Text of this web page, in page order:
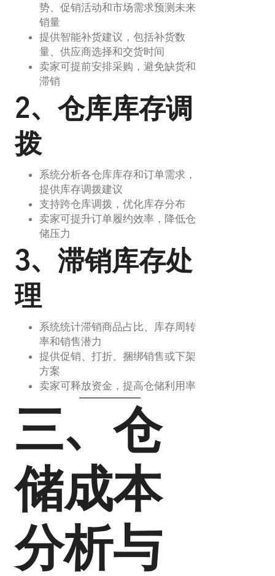
势、促销活动和市场需求预测未来
销量
提供智能补货建议，包括补货数
量、供应商选择和交货时间
卖家可提前安排采购，避免缺货和
滞销
2、仓库库存调
拨
系统分析各仓库库存和订单需求，
提供库存调拨建议
支持跨仓库调拨，优化库存分布
卖家可提升订单履约效率，降低仓
储压力
3、滞销库存处
理
系统统计滞销商品占比、库存周转
率和销售潜力
提供促销、打折、捆绑销售或下架
方案
卖家可释放资金，提高仓储利用率
三、仓
储成本
分析与